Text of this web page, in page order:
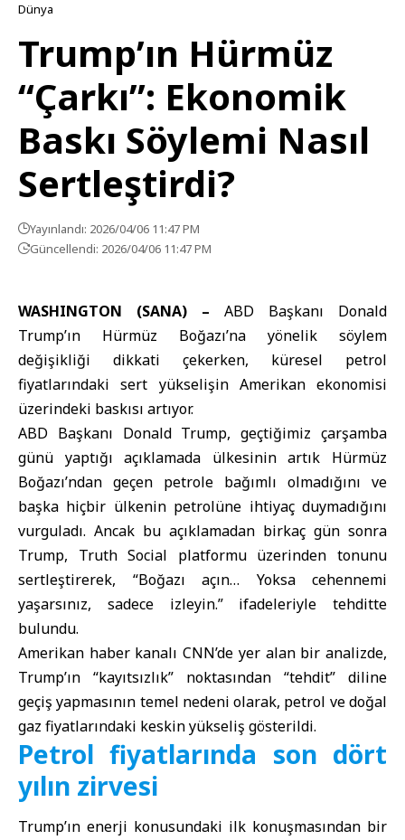
Dünya
Trump’ın Hürmüz
“Çarkı”: Ekonomik
Baskı Söylemi Nasıl
Sertleştirdi?
Yayınlandı: 2026/04/06 11:47 PM
Güncellendi: 2026/04/06 11:47 PM
WASHINGTON (SANA) – ABD Başkanı Donald
Trump’ın Hürmüz Boğazı’na yönelik söylem
değişikliği dikkati çekerken, küresel petrol
fiyatlarındaki sert yükselişin Amerikan ekonomisi
üzerindeki baskısı artıyor.
ABD Başkanı Donald Trump, geçtiğimiz çarşamba
günü yaptığı açıklamada ülkesinin artık Hürmüz
Boğazı’ndan geçen petrole bağımlı olmadığını ve
başka hiçbir ülkenin petrolüne ihtiyaç duymadığını
vurguladı. Ancak bu açıklamadan birkaç gün sonra
Trump, Truth Social platformu üzerinden tonunu
sertleştirerek, “Boğazı açın… Yoksa cehennemi
yaşarsınız, sadece izleyin.” ifadeleriyle tehditte
bulundu.
Amerikan haber kanalı CNN’de yer alan bir analizde,
Trump’ın “kayıtsızlık” noktasından “tehdit” diline
geçiş yapmasının temel nedeni olarak, petrol ve doğal
gaz fiyatlarındaki keskin yükseliş gösterildi.
Petrol fiyatlarında son dört
yılın zirvesi
Trump’ın enerji konusundaki ilk konuşmasından bir